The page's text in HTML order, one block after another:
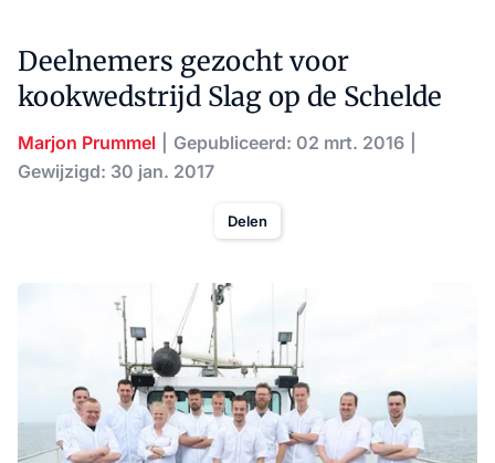
Deelnemers gezocht voor
kookwedstrijd Slag op de Schelde
Marjon Prummel
Gepubliceerd: 02 mrt. 2016
Gewijzigd: 30 jan. 2017
Delen